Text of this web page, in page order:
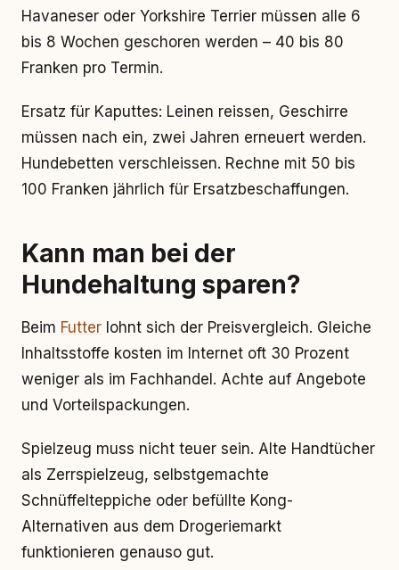
Havaneser oder Yorkshire Terrier müssen alle 6
bis 8 Wochen geschoren werden – 40 bis 80
Franken pro Termin.
Ersatz für Kaputtes: Leinen reissen, Geschirre
müssen nach ein, zwei Jahren erneuert werden.
Hundebetten verschleissen. Rechne mit 50 bis
100 Franken jährlich für Ersatzbeschaffungen.
Kann man bei der
Hundehaltung sparen?
Beim Futter lohnt sich der Preisvergleich. Gleiche
Inhaltsstoffe kosten im Internet oft 30 Prozent
weniger als im Fachhandel. Achte auf Angebote
und Vorteilspackungen.
Spielzeug muss nicht teuer sein. Alte Handtücher
als Zerrspielzeug, selbstgemachte
Schnüffelteppiche oder befüllte Kong-
Alternativen aus dem Drogeriemarkt
funktionieren genauso gut.